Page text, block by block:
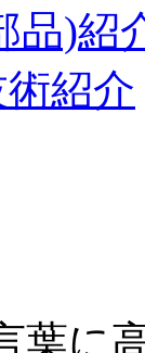
品)紹
紹介